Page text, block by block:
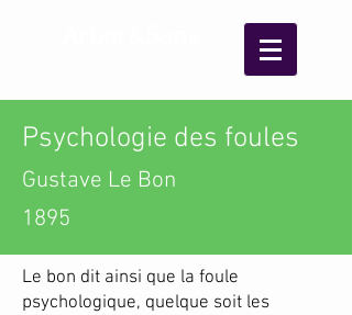
Psychologie des foules
Gustave Le Bon
1895
Le bon dit ainsi que la foule
psychologique, quelque soit les